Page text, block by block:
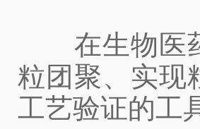
在生物医药
粒团聚、实现
工艺验证的工